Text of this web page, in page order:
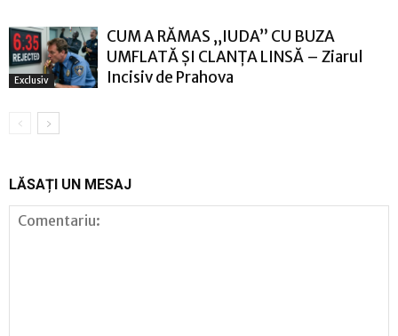
Exclusiv
CUM A RĂMAS „IUDA” CU BUZA
UMFLATĂ ȘI CLANȚA LINSĂ – Ziarul
Incisiv de Prahova
LĂSAȚI UN MESAJ